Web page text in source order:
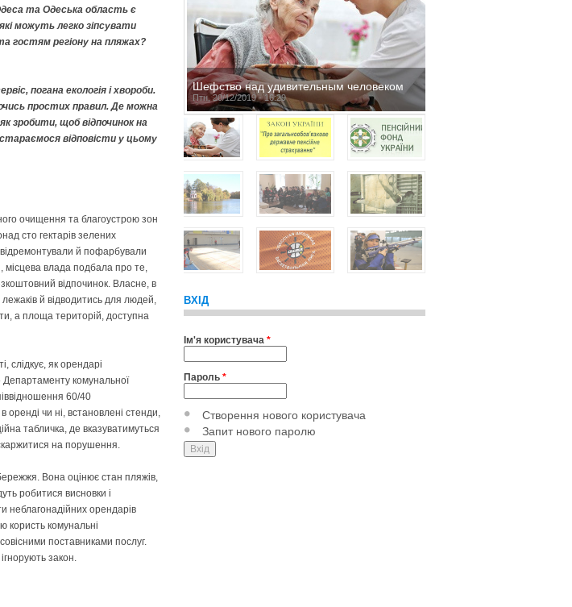
та Одеська область є
можуть легко зіпсувати
гостям регіону на пляжах?
погана екологія і хвороби.
простих правил. Де можна
зробити, щоб відпочинок на
відповісти у цьому
очищення та благоустрою зон
сто гектарів зелених
відремонтували й пофарбували
місцева влада подбала про те,
відпочинок. Власне, в
й відводитись для людей,
а площа територій, доступна
слідкує, як орендарі
Департаменту комунальної
60/40
чи ні, встановлені стенди,
табличка, де вказуватимуться
на порушення.
Вона оцінює стан пляжів,
робитися висновки і
неблагонадійних орендарів
користь комунальні
поставниками послуг.
закон.
Шефство над удивительным человеком
Птн, 20/12/2019 - 16:29
ВХІД
Ім'я користувача *
Пароль *
Створення нового користувача
Запит нового паролю